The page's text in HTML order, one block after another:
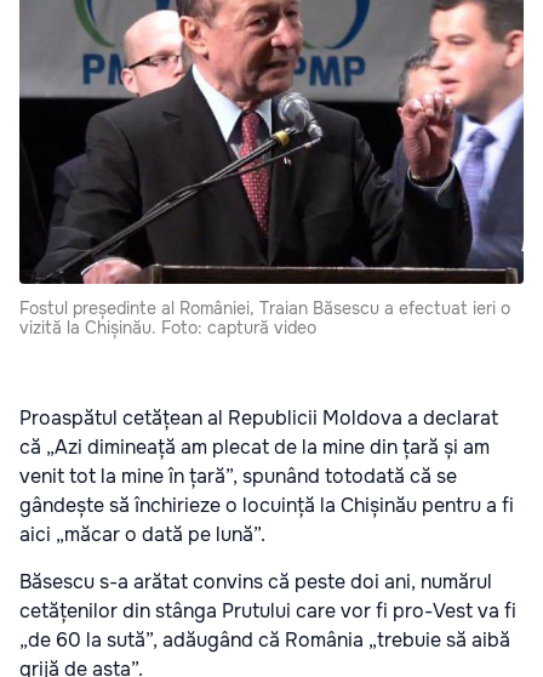
Fostul președinte al României, Traian Băsescu a efectuat ieri o
vizită la Chișinău. Foto: captură video
Proaspătul cetățean al Republicii Moldova a declarat
că „Azi dimineață am plecat de la mine din țară și am
venit tot la mine în țară”, spunând totodată că se
gândește să închirieze o locuință la Chișinău pentru a fi
aici „măcar o dată pe lună”.
Băsescu s-a arătat convins că peste doi ani, numărul
cetățenilor din stânga Prutului care vor fi pro-Vest va fi
„de 60 la sută”, adăugând că România „trebuie să aibă
grijă de asta”.